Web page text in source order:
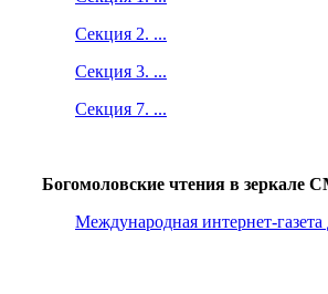
Секция 2. ...
Секция 3. ...
Секция 7. ...
Богомоловские чтения в зеркале
Международная интернет-